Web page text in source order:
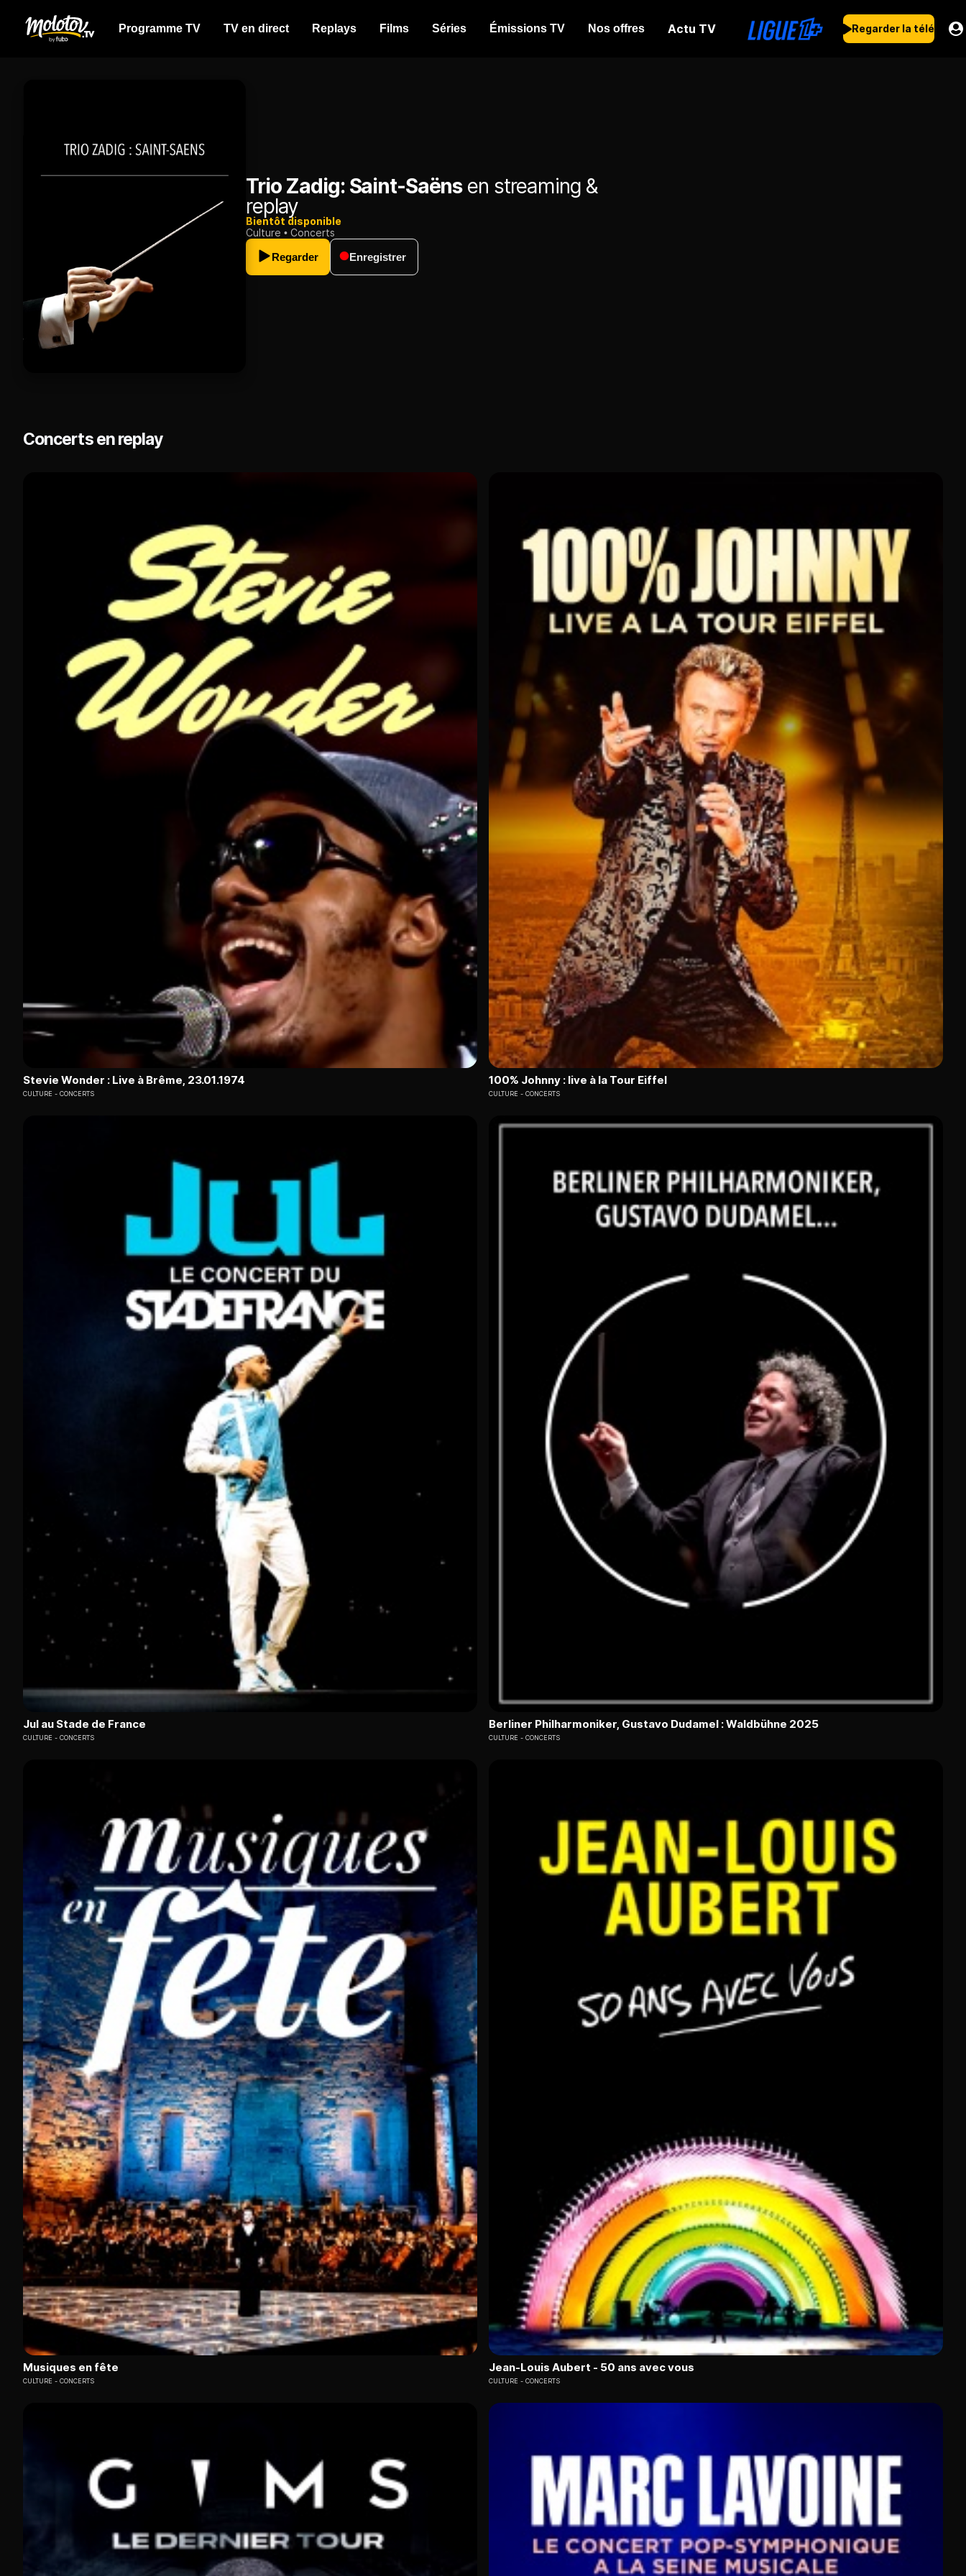
Programme TV TV en direct Replays Films Séries Émissions TV Nos offres Actu TV Regarder la télé
Trio Zadig: Saint-Saënsen streaming &
replay
Bientôt disponible
Culture
Concerts
Regarder
Enregistrer
Concerts en replay
Stevie Wonder : Live à Brême, 23.01.1974
CULTURE CONCERTS
100% Johnny : live à la Tour Eiffel
CULTURE CONCERTS
Jul au Stade de France
CULTURE CONCERTS
Berliner Philharmoniker, Gustavo Dudamel : Waldbühne 2025
CULTURE CONCERTS
Musiques en fête
CULTURE CONCERTS
Jean-Louis Aubert - 50 ans avec vous
CULTURE CONCERTS